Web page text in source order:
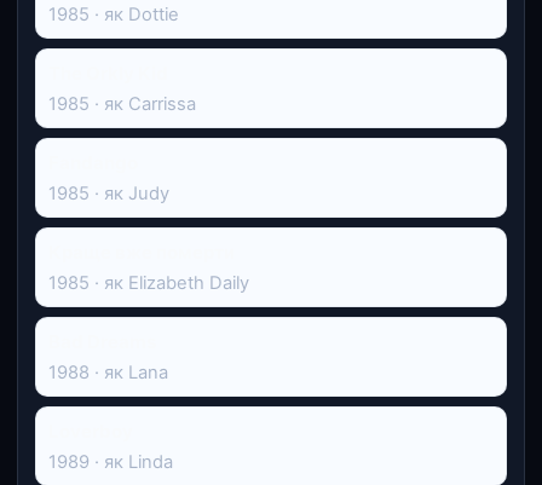
1985 · як Dottie
1985 · як Carrissa
1985 · як Judy
1985 · як Elizabeth Daily
1988 · як Lana
1989 · як Linda